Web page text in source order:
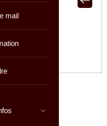
mail